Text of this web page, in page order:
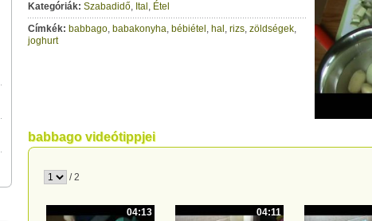
Kategóriák: Szabadidő, Ital , Étel
Címkék: babbago, babakonyha, bébiétel , hal , rizs, zöldségek,
joghurt
babbago videótippjei
/ 2
04:13 04:11